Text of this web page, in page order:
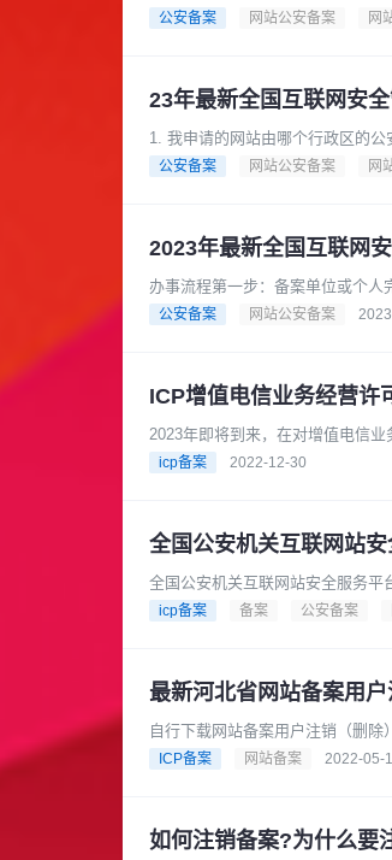
公安备案 网站公安备案 网
23年最新全国互联网安
1. 我申请的网站由哪个行政区的
的， 由主体负责人常住地址所......
公安备案 网站公安备案 网
2023年最新全国互联网
办事流程第一步：备案单位或个
步：打开全国互联网安全管理服务
公安备案 网站公安备案
ICP增值电信业务经营许
2023年即将到来，在对增值电信
的问题。上个月传诚信为大家梳......
icp备案 2022-12-30
全国公安机关互联网站
全国公安机关互联网站安全服务平
民用户安全有效的在“全国......
icp备案 备案 公安备案
最新河北省网站备案用
自行下载网站备案用户注销（删
北省ICP网站备案注销申请表，寄
ICP备案 网站备案 2022-05-
如何注销备案?为什么要